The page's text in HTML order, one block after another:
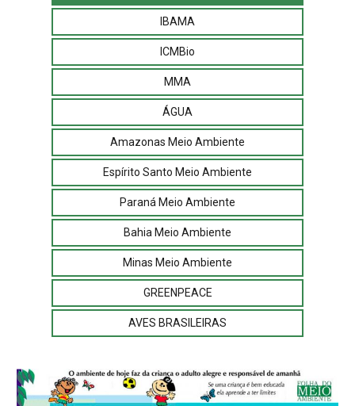
IBAMA
ICMBio
MMA
ÁGUA
Amazonas Meio Ambiente
Espírito Santo Meio Ambiente
Paraná Meio Ambiente
Bahia Meio Ambiente
Minas Meio Ambiente
GREENPEACE
AVES BRASILEIRAS